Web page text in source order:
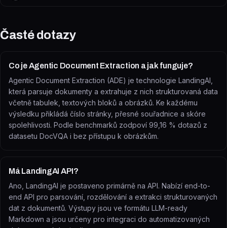
Časté dotazy
Co je Agentic Document Extraction a jak funguje?
Agentic Document Extraction (ADE) je technologie LandingAI,
která parsuje dokumenty a extrahuje z nich strukturovaná data
včetně tabulek, textových bloků a obrázků. Ke každému
výsledku přikládá číslo stránky, přesné souřadnice a skóre
spolehlivosti. Podle benchmarků zodpoví 99,16 % dotazů z
datasetu DocVQA i bez přístupu k obrázkům.
Má LandingAI API?
Ano, LandingAI je postaveno primárně na API. Nabízí end-to-
end API pro parsování, rozdělování a extrakci strukturovaných
dat z dokumentů. Výstupy jsou ve formátu LLM-ready
Markdown a jsou určeny pro integraci do automatizovaných